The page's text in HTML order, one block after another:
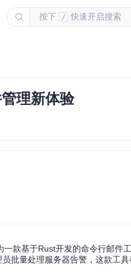
按下 / 快速开启搜索
理新体验
款基于Rust开发的命令行邮件
批量处理服务器告警，这款工